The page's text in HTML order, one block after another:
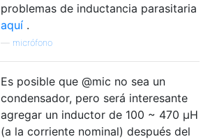
problemas de inductancia parasitaria
aquí .
micrófono
Es posible que @mic no sea un
condensador, pero será interesante
agregar un inductor de 100 ~ 470 μH
(a la corriente nominal) después del